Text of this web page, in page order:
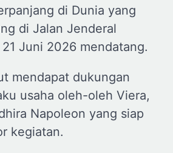
di Dunia yang
di Jalan Jenderal
Juni 2026 mendatang.
mendapat dukungan
usaha oleh-oleh Viera,
Napoleon yang siap
kegiatan.